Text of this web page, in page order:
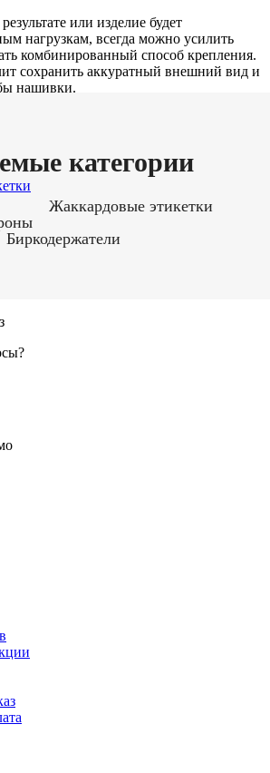
или изделие будет
нагрузкам, всегда можно усилить
комбинированный способ крепления.
сохранить аккуратный внешний вид и
нашивки.
категории
Жаккардовые этикетки
Биркодержатели